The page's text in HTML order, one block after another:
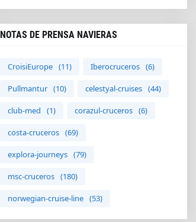
NOTAS DE PRENSA NAVIERAS
CroisiEurope (11) Iberocruceros (6)
Pullmantur (10) celestyal-cruises (44)
club-med (1) corazul-cruceros (6)
costa-cruceros (69)
explora-journeys (79)
msc-cruceros (180)
norwegian-cruise-line (53)